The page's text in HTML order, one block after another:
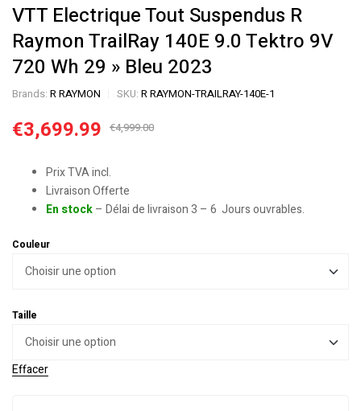
VTT Electrique Tout Suspendus R
Raymon TrailRay 140E 9.0 Tektro 9V
720 Wh 29 » Bleu 2023
Brands: R RAYMON SKU: R RAYMON-TRAILRAY-140E-1
€4,999.00
€3,699.99
Prix TVA incl.
Livraison Offerte
En stock– Délai de livraison 3 – 6 Jours ouvrables.
Couleur
Taille
Effacer